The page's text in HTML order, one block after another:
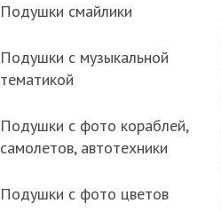
Подушки смайлики
Подушки с музыкальной
тематикой
Подушки с фото кораблей,
самолетов, автотехники
Подушки с фото цветов